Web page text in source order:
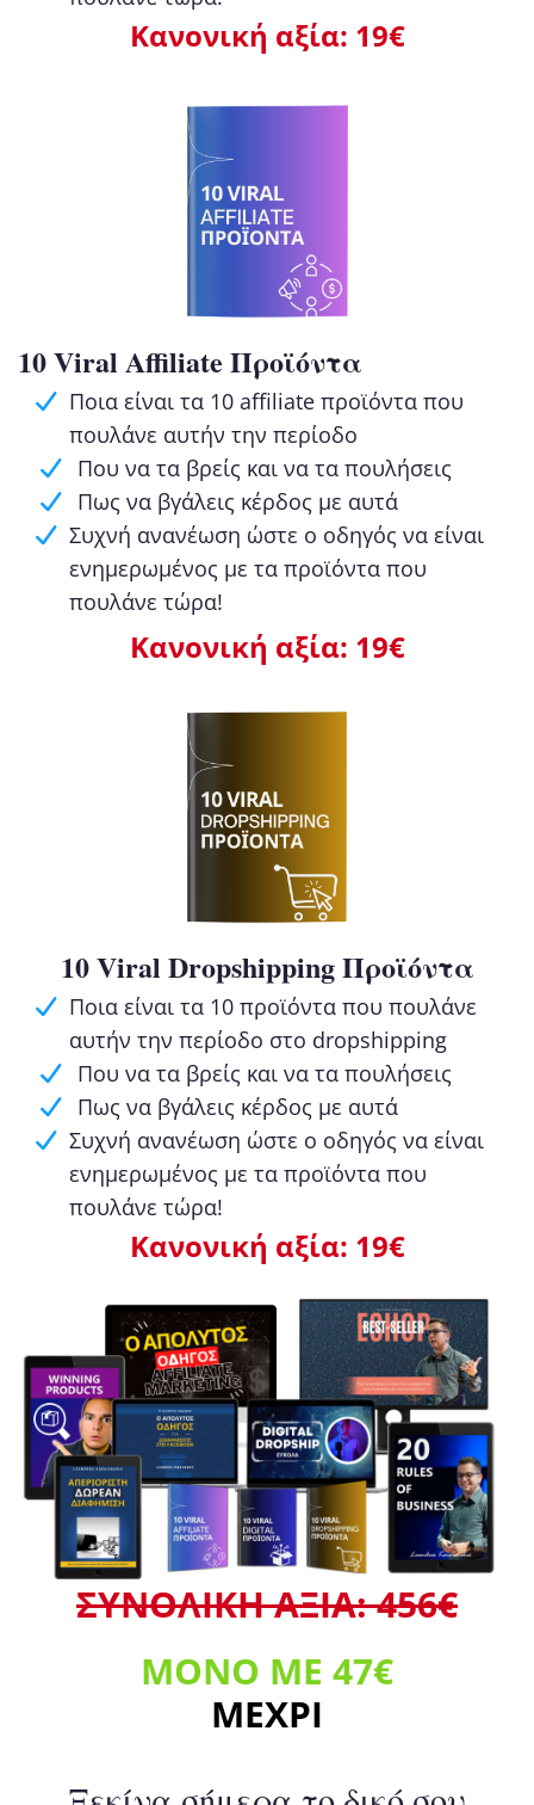
Κανονική αξία: 19€
10 Viral Affiliate Προϊόντα
Ποια είναι τα 10 affiliate προϊόντα που
πουλάνε αυτήν την περίοδο
Που να τα βρείς και να τα πουλήσεις
Πως να βγάλεις κέρδος με αυτά
Συχνή ανανέωση ώστε ο οδηγός να είναι
ενημερωμένος με τα προϊόντα που
πουλάνε τώρα!
Κανονική αξία: 19€
10 Viral Dropshipping Προϊόντα
Ποια είναι τα 10 προϊόντα που πουλάνε
αυτήν την περίοδο στο dropshipping
Που να τα βρείς και να τα πουλήσεις
Πως να βγάλεις κέρδος με αυτά
Συχνή ανανέωση ώστε ο οδηγός να είναι
ενημερωμένος με τα προϊόντα που
πουλάνε τώρα!
Κανονική αξία: 19€
ΣΥΝΟΛΙΚΗ ΑΞΙΑ: 456€
ΜΟΝΟ ΜΕ 47€
ΜΕΧΡΙ